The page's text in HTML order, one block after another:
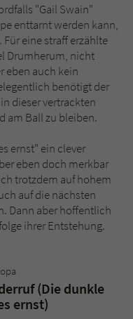
"Gail Swain"
enttarnt werden kann,
eine straff erzählte
Drumherum, nicht
eben auch kein
benötigt der
dieser vertrackten
am Ball zu bleiben.
ernst" ein clever
eben doch merkbar
trotzdem auf hohem
auf die nächsten
Dann aber hoffentlich
ihrer Entstehung.
(Die dunkle
ernst)